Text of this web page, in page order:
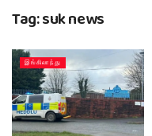
Tag:suk news
இங்கிலாந்து